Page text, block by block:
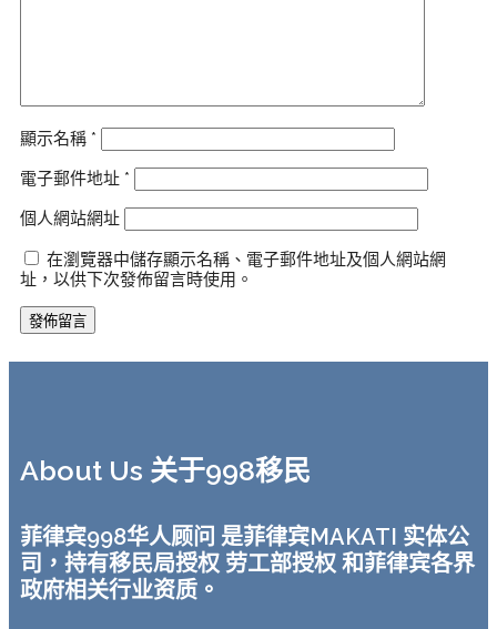
顯示名稱 *
電子郵件地址 *
個人網站網址
在瀏覽器中儲存顯示名稱、電子郵件地址及個人網站網
址，以供下次發佈留言時使用。
About Us 关于998移民
菲律宾998华人顾问 是菲律宾MAKATI 实体公
司，持有移民局授权 劳工部授权 和菲律宾各界
政府相关行业资质。